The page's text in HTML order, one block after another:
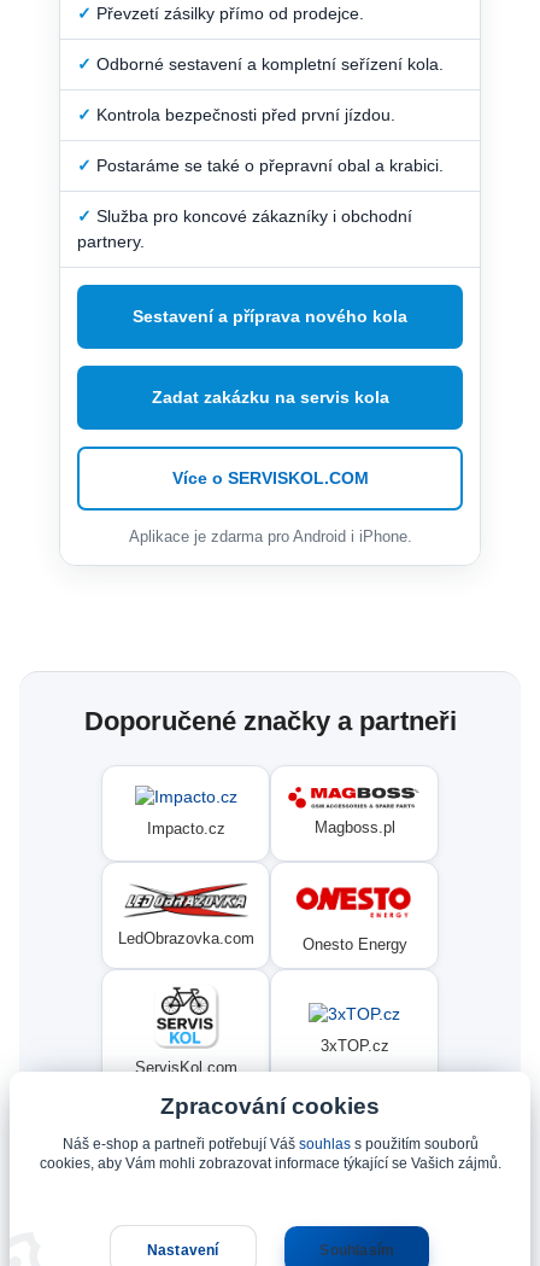
✓ Převzetí zásilky přímo od prodejce.
✓ Odborné sestavení a kompletní seřízení kola.
✓ Kontrola bezpečnosti před první jízdou.
✓ Postaráme se také o přepravní obal a krabici.
✓ Služba pro koncové zákazníky i obchodní
partnery.
Sestavení a příprava nového kola
Zadat zakázku na servis kola
Více o SERVISKOL.COM
Aplikace je zdarma pro Android i iPhone.
Doporučené značky a partneři
Impacto.cz Magboss.pl
LedObrazovka.com Onesto Energy
ServisKol.com
3xTOP.cz
Condat Ninex.cz
Zpracování cookies
Náš e-shop a partneři potřebují Váš souhlass použitím souborů
cookies, aby Vám mohli zobrazovat informace týkající se Vašich zájmů.
Nastavení Souhlasím